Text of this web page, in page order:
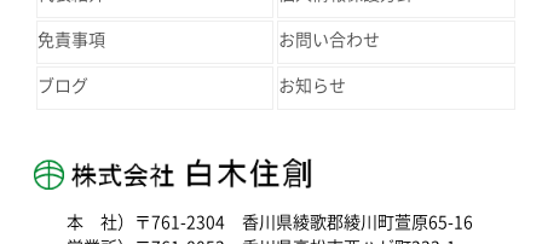
免責事項 お問い合わせ
ブログ お知らせ
本 社）〒761-2304 香川県綾歌郡綾川町萱原65-16